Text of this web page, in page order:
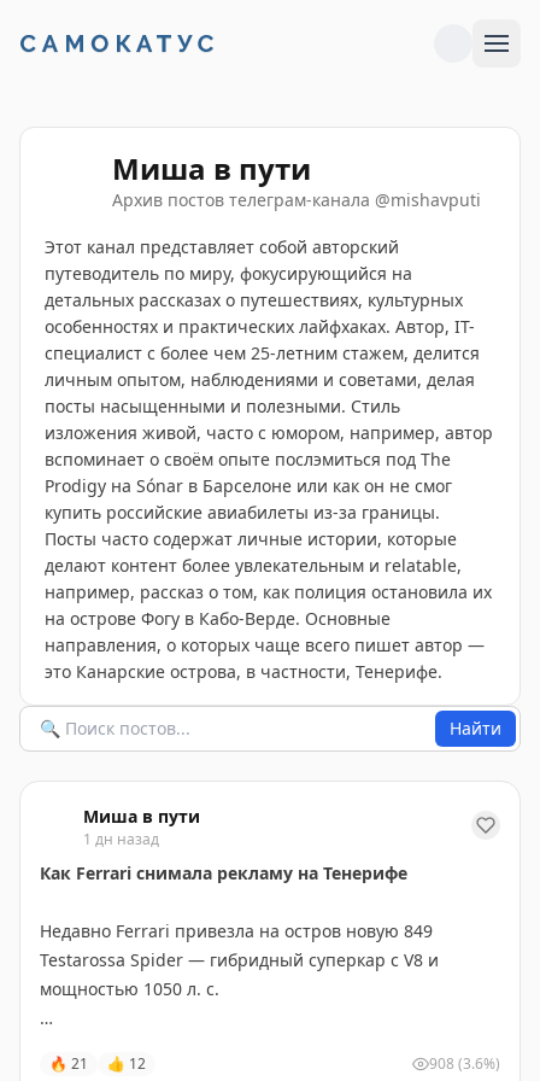
Миша в пути
Архив постов телеграм-канала @mishavputi
Этот канал представляет собой авторский
путеводитель по миру, фокусирующийся на
детальных рассказах о путешествиях, культурных
особенностях и практических лайфхаках. Автор, IT-
специалист с более чем 25-летним стажем, делится
личным опытом, наблюдениями и советами, делая
посты насыщенными и полезными. Стиль
изложения живой, часто с юмором, например, автор
вспоминает о своём опыте послэмиться под The
Prodigy на Sónar в Барселоне или как он не смог
купить российские авиабилеты из-за границы.
Посты часто содержат личные истории, которые
делают контент более увлекательным и relatable,
например, рассказ о том, как полиция остановила их
на острове Фогу в Кабо-Верде. Основные
направления, о которых чаще всего пишет автор —
это Канарские острова, в частности, Тенерифе.
Найти
Миша в пути
1 дн назад
Как Ferrari снимала рекламу на Тенерифе
Недавно Ferrari привезла на остров новую 849
Testarossa Spider — гибридный суперкар с V8 и
мощностью 1050 л. с.
над океаном, чёрные вулканические поля и подъёмы
🔥 21 👍 12 908 (3.6%)